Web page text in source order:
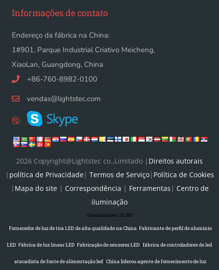
Informações de contato
Endereço da fábrica na China:
1#901, Parque Industrial Criativo Meicheng,
XiaoLan, Guangdong, China
+86-760-8982-0100
vendas@lightstec.com
2026 Copyright@Lightstec co.,Limitado | Direitos autorais
| política de Privacidade| Termos de Serviço| Política de Cookies
| Mapa do site| Correspondência | Ferramentas | Centro de
iluminação
Visualizações: 18,356
Fornecedor de luz de tira LED de alta qualidade na China Fabricante de perfil de alumínio
LED Fábrica de luz linear LED Fabricação de sensores LED fábrica de controladores de led
atacadista de fonte de alimentação led| China liderou agente de fornecimento de luz